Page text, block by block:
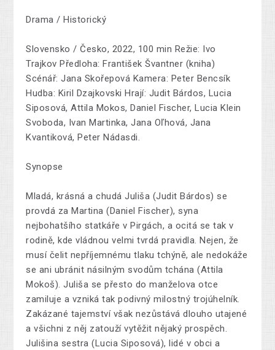
Drama / Historický
Slovensko / Česko, 2022, 100 min Režie: Ivo
Trajkov Předloha: František Švantner (kniha)
Scénář: Jana Skořepová Kamera: Peter Bencsík
Hudba: Kiril Dzajkovski Hrají: Judit Bárdos, Lucia
Siposová, Attila Mokos, Daniel Fischer, Lucia Klein
Svoboda, Ivan Martinka, Jana Oľhová, Jana
Kvantiková, Peter Nádasdi.
Synopse
Mladá, krásná a chudá Juliša (Judit Bárdos) se
provdá za Martina (Daniel Fischer), syna
nejbohatšího statkáře v Pirgách, a ocitá se tak v
rodině, kde vládnou velmi tvrdá pravidla. Nejen, že
musí čelit nepříjemnému tlaku tchýně, ale nedokáže
se ani ubránit násilným svodům tchána (Attila
Mokoš). Juliša se přesto do manželova otce
zamiluje a vzniká tak podivný milostný trojúhelník.
Zakázané tajemství však nezůstává dlouho utajené
a všichni z něj zatouží vytěžit nějaký prospěch.
Julišina sestra (Lucia Siposová), lidé v obci a